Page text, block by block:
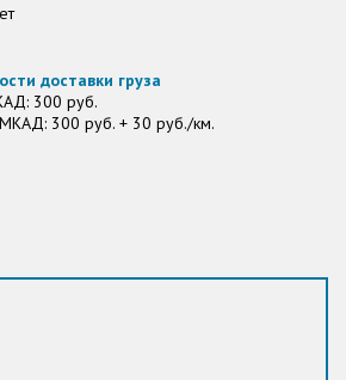
доставки груза
300 руб.
300 руб. + 30 руб./км.